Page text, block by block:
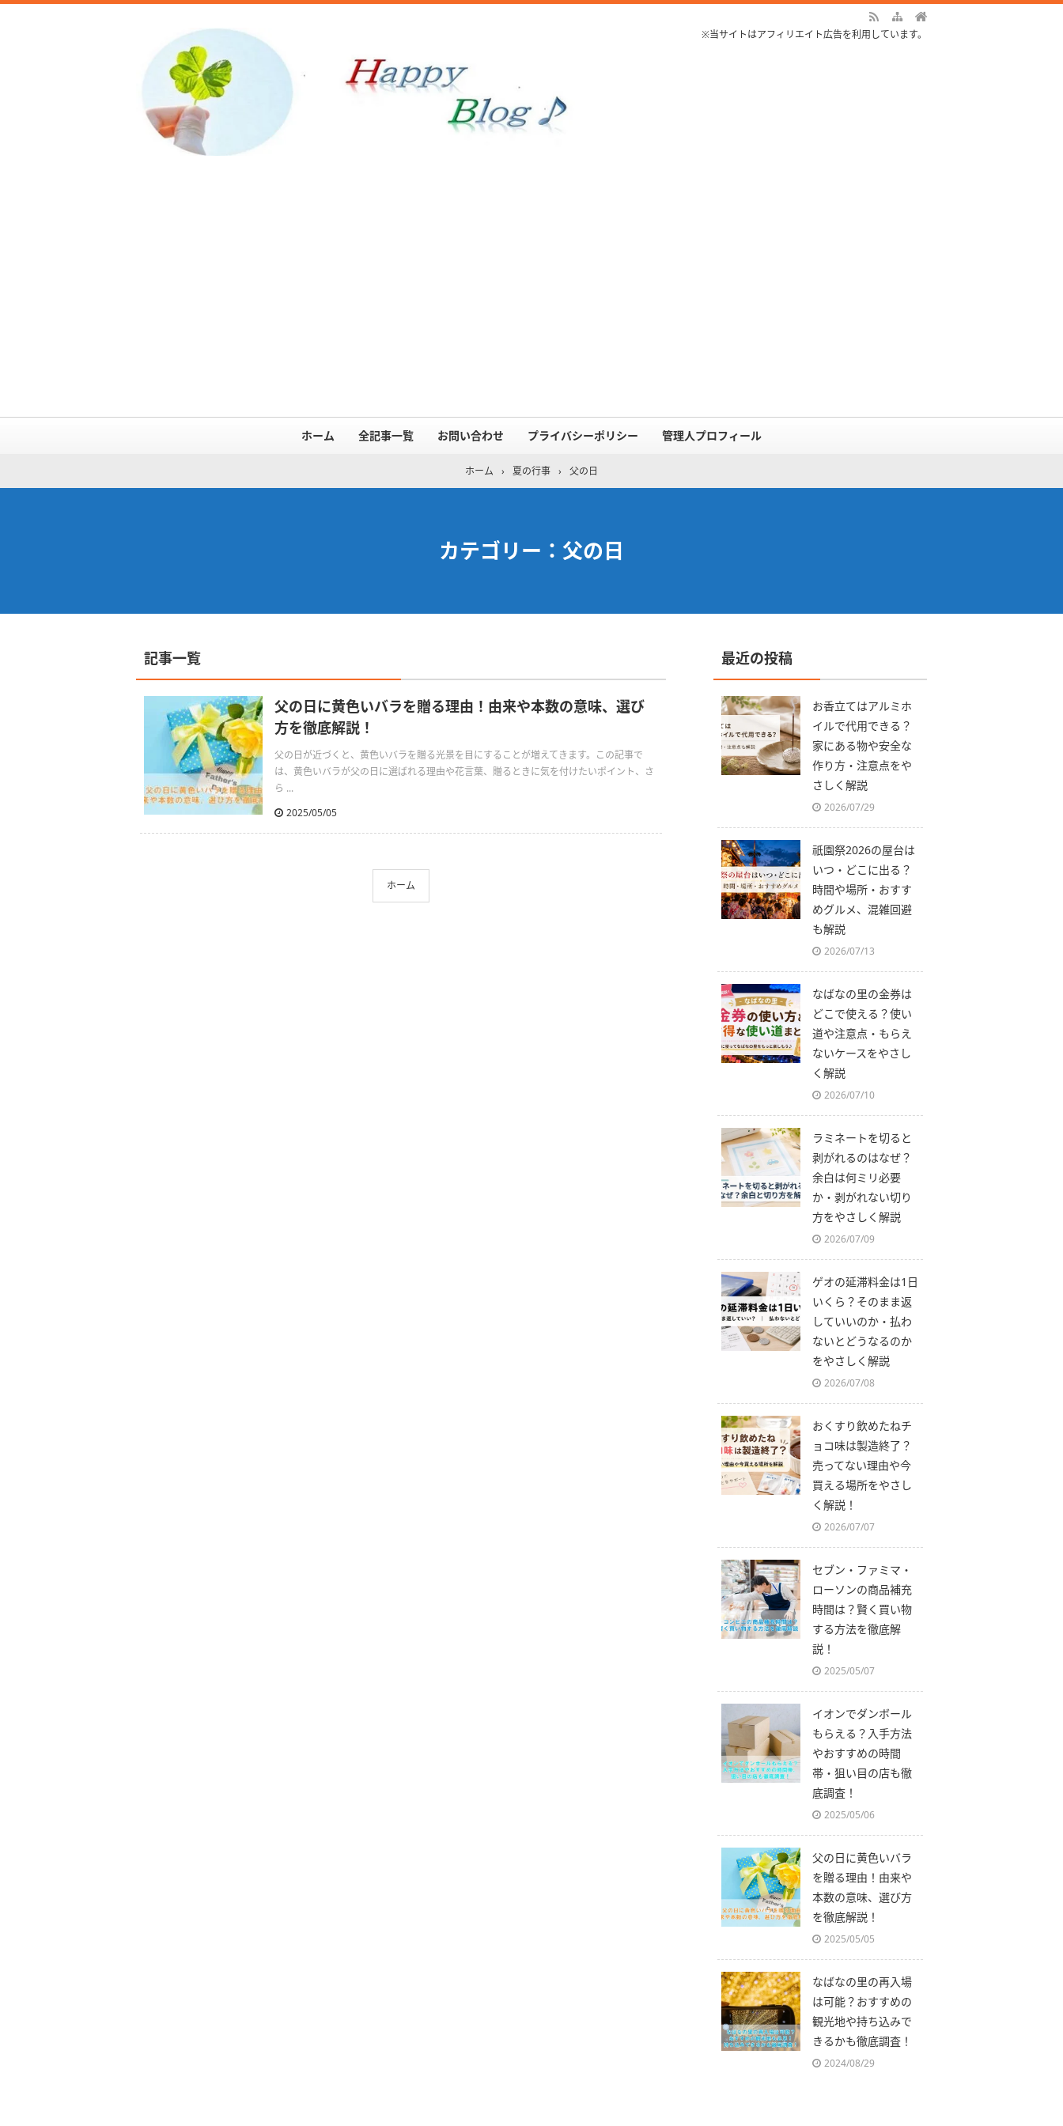
※当サイトはアフィリエイト広告を利用しています。
ホーム 全記事一覧 お問い合わせ プライバシーポリシー 管理人プロフィール
ホーム › 夏の行事 › 父の日
カテゴリー：父の日
記事一覧
父の日に黄色いバラを贈る理由！由来や本数の意味、選び
方を徹底解説！
父の日が近づくと、黄色いバラを贈る光景を目にすることが増えてきます。この記事で
は、黄色いバラが父の日に選ばれる理由や花言葉、贈るときに気を付けたいポイント、さ
ら ...
2025/05/05
ホーム
最近の投稿
お香立てはアルミホ
イルで代用できる？
家にある物や安全な
作り方・注意点をや
さしく解説
2026/07/29
祇園祭2026の屋台は
いつ・どこに出る？
時間や場所・おすす
めグルメ、混雑回避
も解説
2026/07/13
なばなの里の金券は
どこで使える？使い
道や注意点・もらえ
ないケースをやさし
く解説
2026/07/10
ラミネートを切ると
剥がれるのはなぜ？
余白は何ミリ必要
か・剥がれない切り
方をやさしく解説
2026/07/09
ゲオの延滞料金は1日
いくら？そのまま返
していいのか・払わ
ないとどうなるのか
をやさしく解説
2026/07/08
おくすり飲めたねチ
ョコ味は製造終了？
売ってない理由や今
買える場所をやさし
く解説！
2026/07/07
セブン・ファミマ・
ローソンの商品補充
時間は？賢く買い物
する方法を徹底解
説！
2025/05/07
イオンでダンボール
もらえる？入手方法
やおすすめの時間
帯・狙い目の店も徹
底調査！
2025/05/06
父の日に黄色いバラ
を贈る理由！由来や
本数の意味、選び方
を徹底解説！
2025/05/05
なばなの里の再入場
は可能？おすすめの
観光地や持ち込みで
きるかも徹底調査！
2024/08/29